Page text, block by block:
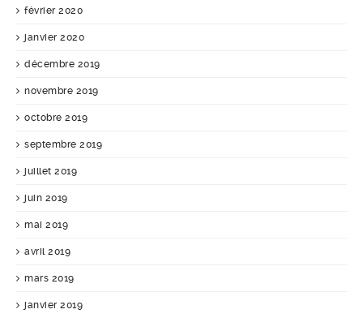
février 2020
janvier 2020
décembre 2019
novembre 2019
octobre 2019
septembre 2019
juillet 2019
juin 2019
mai 2019
avril 2019
mars 2019
janvier 2019